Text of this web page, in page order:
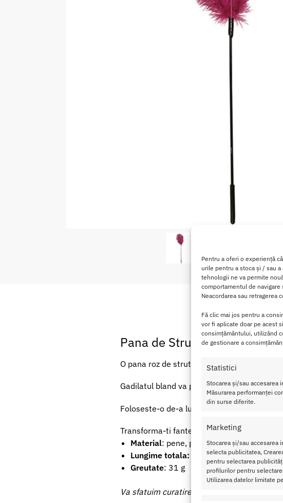
Pentru a oferi o experiență
urile pentru a stoca și / sau
tehnologii ne va permite
comportamentul de
Neacordarea sau retragerea
Fă clic mai jos pentru a
vor fi aplicate doar pe acest
consimțământului, utilizând
de gestionare a
Statistici
Stocarea și/sau accesarea
Măsurarea performanței
din surse diferite.
Marketing
Stocarea și/sau accesarea
selecta publicitatea,
pentru selectarea
profilurilor pentru
Utilizarea datelor limitate
Pana de Strut Fethis
O pana roz de strut pe un bat va completa
Gadilatul bland va pregati corpul feminin
Foloseste-o de-a lungul intregului corp si
Transforma-ti fanteziile in realitate cu
Material: pene, plastic
Lungime totala: 62 cm
Greutate: 31 g
Va sfatuim curatirea de mana si delicata, la